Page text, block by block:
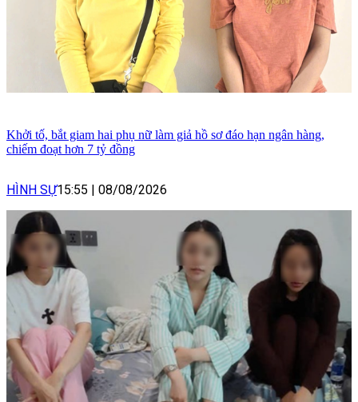
Khởi tố, bắt giam hai phụ nữ làm giả hồ sơ đáo hạn ngân hàng,
chiếm đoạt hơn 7 tỷ đồng
HÌNH SỰ15:55 08/08/2026